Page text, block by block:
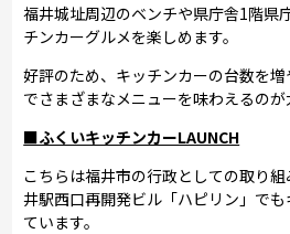
福井城址周辺のベンチや県庁舎1階県
チンカーグルメを楽しめます。
好評のため、キッチンカーの台数を
でさまざまなメニューを味わえるのが
■ふくいキッチンカーLAUNCH
こちらは福井市の行政としての取り
井駅西口再開発ビル「ハピリン」で
ています。